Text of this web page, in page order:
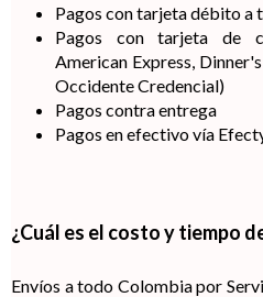
Pagos con tarjeta débito a
Pagos con tarjeta de
American Express,
Occidente Credencial)
Pagos contra entrega
Pagos en efectivo vía
¿Cuál es el costo y tiempo
Envíos a todo Colombia por